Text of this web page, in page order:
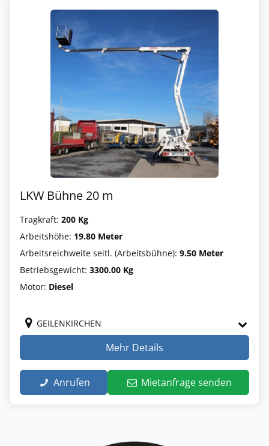
LKW Bühne 20 m
Tragkraft: 200 Kg
Arbeitshöhe: 19.80 Meter
Arbeitsreichweite seitl. (Arbeitsbühne): 9.50 Meter
Betriebsgewicht: 3300.00 Kg
Motor: Diesel
GEILENKIRCHEN
Mehr Details
Anrufen Mietanfrage senden